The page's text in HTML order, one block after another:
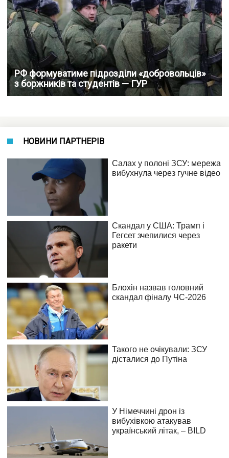
РФ формуватиме підрозділи «добровольців»
з боржників та студентів — ГУР
НОВИНИ ПАРТНЕРІВ